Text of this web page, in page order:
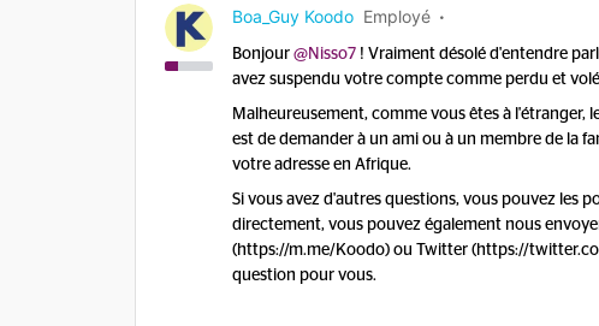
Boa_Guy Koodo Employé
Bonjour @Nisso7 ! Vraiment désolé d'entendre
avez suspendu votre compte comme perdu et
Malheureusement, comme vous êtes à l'étranger,
est de demander à un ami ou à un membre de la
votre adresse en Afrique.
Si vous avez d'autres questions, vous pouvez les
directement, vous pouvez également nous
(https://m.me/Koodo) ou Twitter (https://
question pour vous.